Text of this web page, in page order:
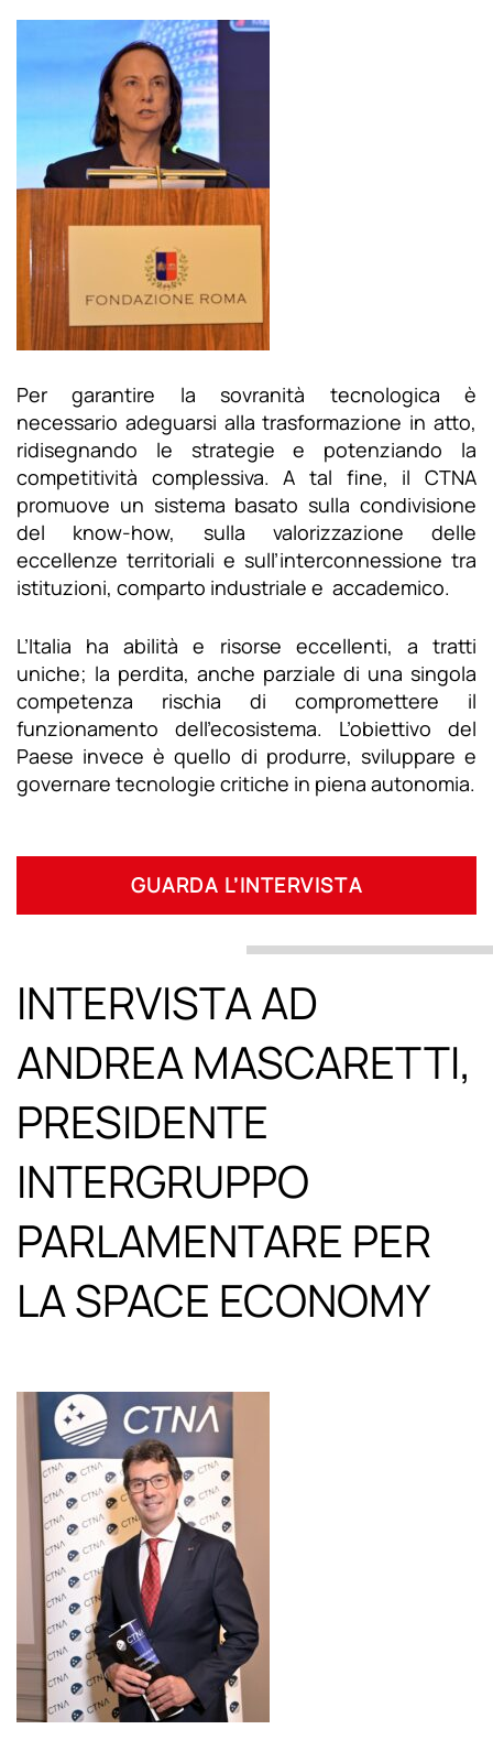
Per garantire la sovranità tecnologica è
necessario adeguarsi alla trasformazione in atto,
ridisegnando le strategie e potenziando la
competitività complessiva. A tal fine, il CTNA
promuove un sistema basato sulla condivisione
del know-how, sulla valorizzazione delle
eccellenze territoriali e sull’interconnessione tra
istituzioni, comparto industriale e accademico.
L’Italia ha abilità e risorse eccellenti, a tratti
uniche; la perdita, anche parziale di una singola
competenza rischia di compromettere il
funzionamento dell’ecosistema. L’obiettivo del
Paese invece è quello di produrre, sviluppare e
governare tecnologie critiche in piena autonomia.
GUARDA L’INTERVISTA
INTERVISTA AD
ANDREA MASCARETTI,
PRESIDENTE
INTERGRUPPO
PARLAMENTARE PER
LA SPACE ECONOMY